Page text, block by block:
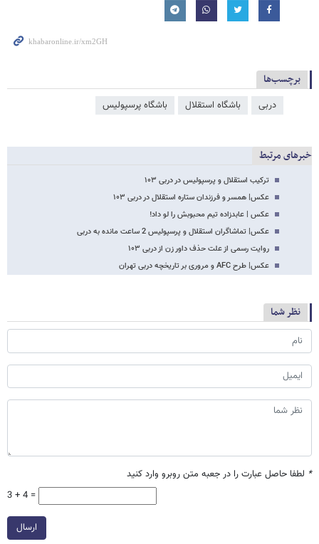
برچسب‌ها
دربی باشگاه استقلال باشگاه پرسپولیس
خبرهای مرتبط
ترکیب استقلال و پرسپولیس در دربی ۱۰۳
عکس| همسر و فرزندان ستاره استقلال در دربی ۱۰۳
عکس‌ | عابدزاده تیم محبوبش را لو داد!
عکس‌| تماشاگران استقلال و پرسپولیس 2 ساعت مانده به دربی
روایت رسمی از علت حذف داور زن از دربی ۱۰۳
عکس| طرح AFC و مروری بر تاریخچه دربی تهران
نظر شما
* لطفا حاصل عبارت را در جعبه متن روبرو وارد کنید
3 + 4 =
ارسال